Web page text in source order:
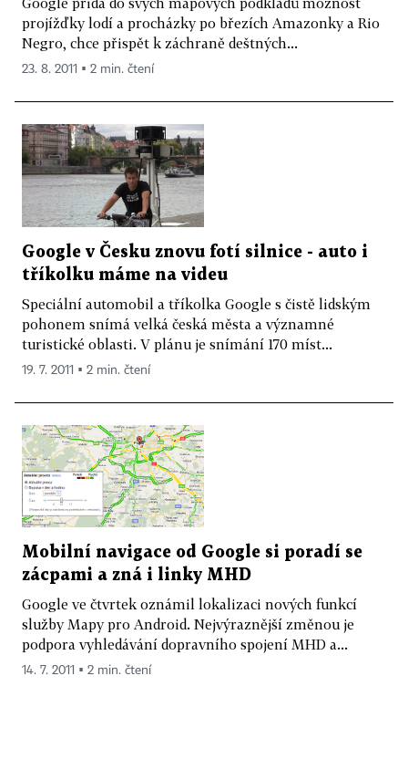
projížďky lodí a procházky po březích Amazonky a Rio
Negro, chce přispět k záchraně deštných...
23. 8. 2011 ▪ 2 min. čtení
Google v Česku znovu fotí silnice - auto i
tříkolku máme na videu
Speciální automobil a tříkolka Google s čistě lidským
pohonem snímá velká česká města a významné
turistické oblasti. V plánu je snímání 170 míst...
19. 7. 2011 ▪ 2 min. čtení
Mobilní navigace od Google si poradí se
zácpami a zná i linky MHD
Google ve čtvrtek oznámil lokalizaci nových funkcí
služby Mapy pro Android. Nejvýraznější změnou je
podpora vyhledávání dopravního spojení MHD a...
14. 7. 2011 ▪ 2 min. čtení